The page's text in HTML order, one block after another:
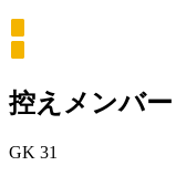
控えメンバー
GK 31